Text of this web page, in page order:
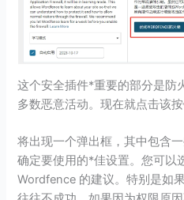
这个安全插件*重要的部分是防
多数恶意活动。现在就点击该按
将出现一个弹出框，其中包含
确定要使用的*佳设置。您可以
Wordfence 的建议。特别是如